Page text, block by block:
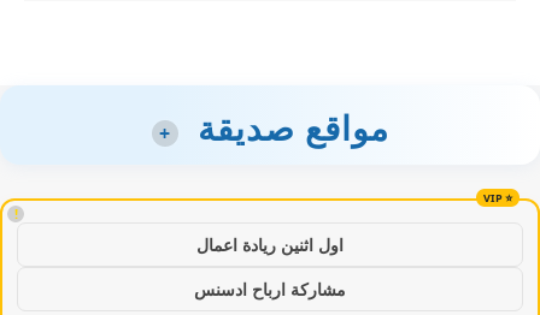
مواقع صديقة +
!
اول اثنين ريادة اعمال
مشاركة ارباح ادسنس